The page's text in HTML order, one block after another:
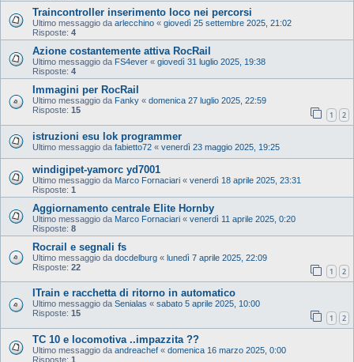
Traincontroller inserimento loco nei percorsi
Ultimo messaggio da arlecchino « giovedì 25 settembre 2025, 21:02
Risposte: 4
Azione costantemente attiva RocRail
Ultimo messaggio da FS4ever « giovedì 31 luglio 2025, 19:38
Risposte: 4
Immagini per RocRail
Ultimo messaggio da Fanky « domenica 27 luglio 2025, 22:59
Risposte: 15 1 2
istruzioni esu lok programmer
Ultimo messaggio da fabietto72 « venerdì 23 maggio 2025, 19:25
windigipet-yamorc yd7001
Ultimo messaggio da Marco Fornaciari « venerdì 18 aprile 2025, 23:31
Risposte: 1
Aggiornamento centrale Elite Hornby
Ultimo messaggio da Marco Fornaciari « venerdì 11 aprile 2025, 0:20
Risposte: 8
Rocrail e segnali fs
Ultimo messaggio da docdelburg « lunedì 7 aprile 2025, 22:09
Risposte: 22 1 2
ITrain e racchetta di ritorno in automatico
Ultimo messaggio da Senialas « sabato 5 aprile 2025, 10:00
Risposte: 15 1 2
TC 10 e locomotiva ..impazzita ??
Ultimo messaggio da andreachef « domenica 16 marzo 2025, 0:00
Risposte: 1